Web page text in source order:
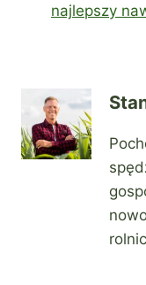
najlepszy